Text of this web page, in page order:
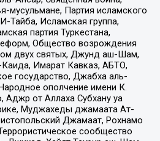
мусульмане, Партия исламского
Тайба, Исламская группа,
партия Туркестана,
Общество возрождения
двух святых, Джунд аш-Шам,
Имарат Кавказ, АБТО,
государство, Джабха аль-
ополчение имени К.
от Аллаха Субхану уа
Муджахеды джамаата Ат-
Джамаат, Рохнамо
сообщество